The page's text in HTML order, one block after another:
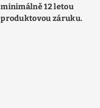
minimálně 12 letou
produktovou záruku.